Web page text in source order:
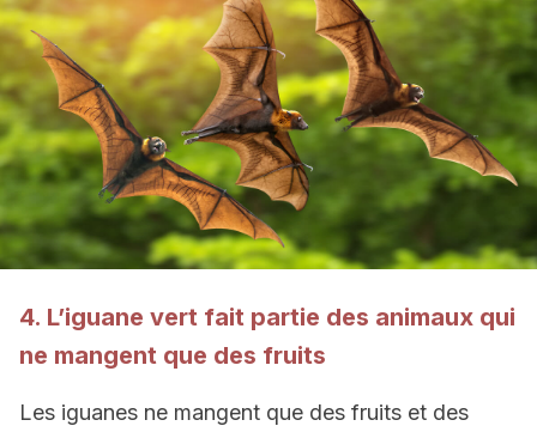
4. L’iguane vert fait partie des animaux qui
ne mangent que des fruits
Les iguanes ne mangent que des fruits et des